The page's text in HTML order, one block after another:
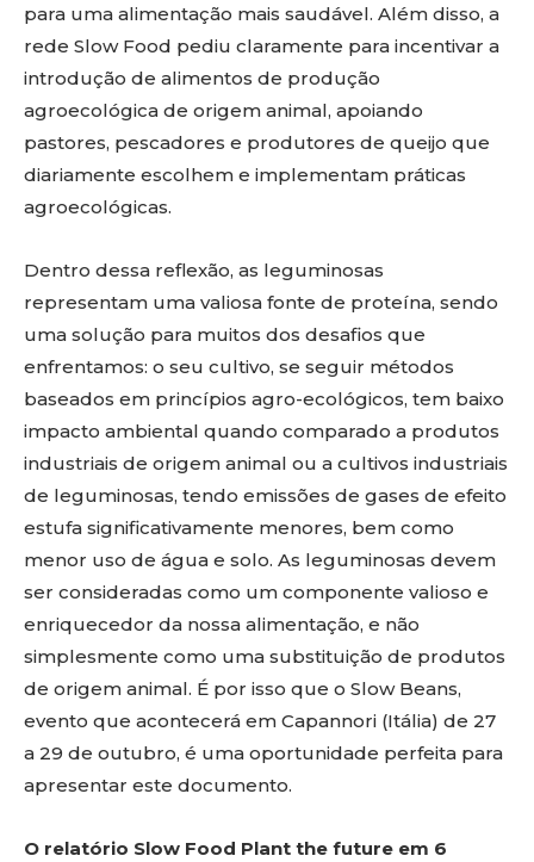
para uma alimentação mais saudável. Além disso, a
rede Slow Food pediu claramente para incentivar a
introdução de alimentos de produção
agroecológica de origem animal, apoiando
pastores, pescadores e produtores de queijo que
diariamente escolhem e implementam práticas
agroecológicas.
Dentro dessa reflexão, as leguminosas
representam uma valiosa fonte de proteína, sendo
uma solução para muitos dos desafios que
enfrentamos: o seu cultivo, se seguir métodos
baseados em princípios agro-ecológicos, tem baixo
impacto ambiental quando comparado a produtos
industriais de origem animal ou a cultivos industriais
de leguminosas, tendo emissões de gases de efeito
estufa significativamente menores, bem como
menor uso de água e solo. As leguminosas devem
ser consideradas como um componente valioso e
enriquecedor da nossa alimentação, e não
simplesmente como uma substituição de produtos
de origem animal. É por isso que o Slow Beans,
evento que acontecerá em Capannori (Itália) de 27
a 29 de outubro, é uma oportunidade perfeita para
apresentar este documento.
O relatório Slow Food Plant the future em 6